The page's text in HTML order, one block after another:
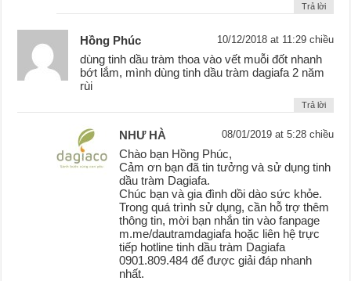
Trả lời
Hồng Phúc 10/12/2018 at 11:29 chiều
dùng tinh dầu tràm thoa vào vết muỗi đốt nhanh
bớt lắm, mình dùng tinh dầu tràm dagiafa 2 năm
rùi
Trả lời
NHƯ HÀ 08/01/2019 at 5:28 chiều
Chào bạn Hồng Phúc,
Cảm ơn bạn đã tin tưởng và sử dụng tinh
dầu tràm Dagiafa.
Chúc bạn và gia đình dồi dào sức khỏe.
Trong quá trình sử dụng, cần hỗ trợ thêm
thông tin, mời bạn nhắn tin vào fanpage
m.me/dautramdagiafa hoặc liên hệ trực
tiếp hotline tinh dầu tràm Dagiafa
0901.809.484 để được giải đáp nhanh
nhất.